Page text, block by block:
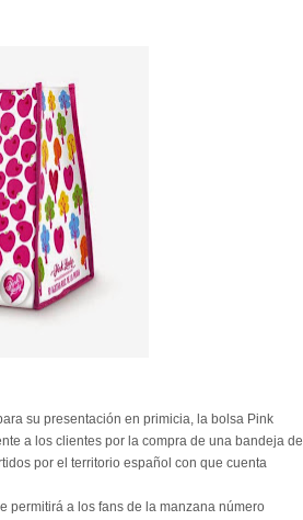
su presentación en primicia, la bolsa Pink
a los clientes por la compra de una bandeja de
por el territorio español con que cuenta
permitirá a los fans de la manzana número